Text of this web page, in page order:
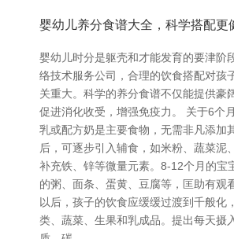
婴幼儿养分食谱大全，科学搭配更
婴幼儿时分是躯壳和才能发育的要津阶
络技术服务公司，合理的饮食搭配对孩
关重大。科学的养分食谱不仅能提供豪
促进消化收受，增强免疫力。 关于6个
乳或配方奶是主要食物，无需非凡添加
后，可逐步引入辅食，如米粉、蔬菜泥
补充铁、锌等微量元素。8-12个月的宝
的粥、面条、蛋黄、豆腐等，匡助有观
以后，孩子的饮食应缓缓过渡到千般化
类、蔬菜、生果和乳成品。提出每天摄